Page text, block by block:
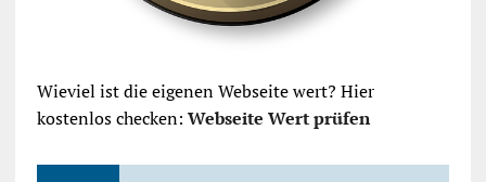
Wieviel ist die eigenen Webseite wert? Hier
kostenlos checken: Webseite Wert prüfen